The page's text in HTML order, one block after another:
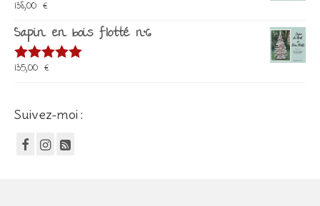
Note 5.00
138,00 €
Sapin en bois flotté n°6
Note 5.00
135,00 €
Suivez-moi :